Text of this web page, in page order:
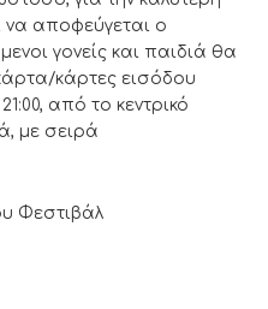
να αποφεύγεται ο
γονείς και παιδιά θα
κάρτες εισόδου
από το κεντρικό
με σειρά
Φεστιβάλ